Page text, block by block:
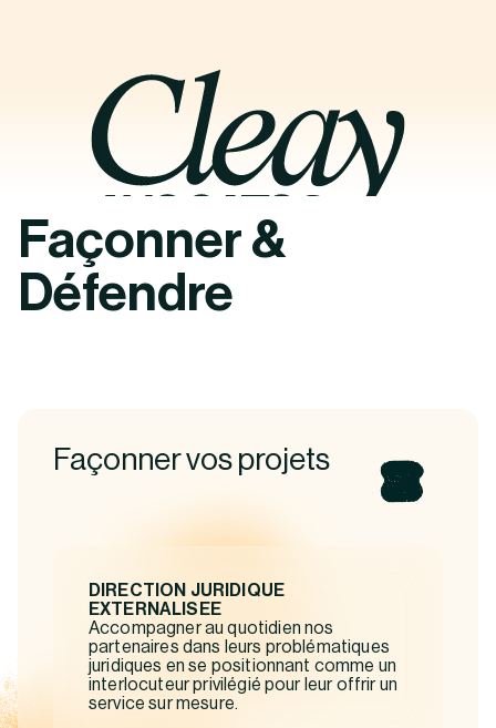
Façonner &
Défendre
Façonner vos projets
DIRECTION JURIDIQUE
EXTERNALISEE
Accompagner au quotidien nos
partenaires dans leurs problématiques
juridiques en se positionnant comme un
interlocuteur privilégié pour leur offrir un
service sur mesure.